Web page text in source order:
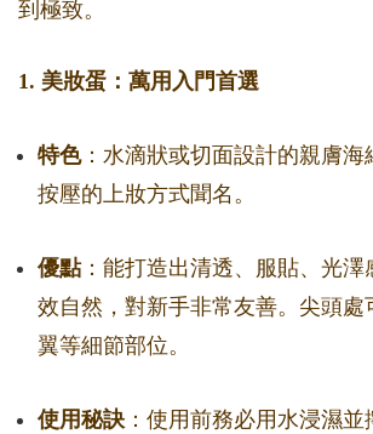
到極致。
1. 美妝蛋：萬用入門首選
特色：水滴狀或切面設計的親膚海
按壓的上妝方式聞名。
優點：能打造出清透、服貼、光澤
效自然，對新手非常友善。尖頭處
翼等細節部位。
使用秘訣 ：使用前務必用水浸濕